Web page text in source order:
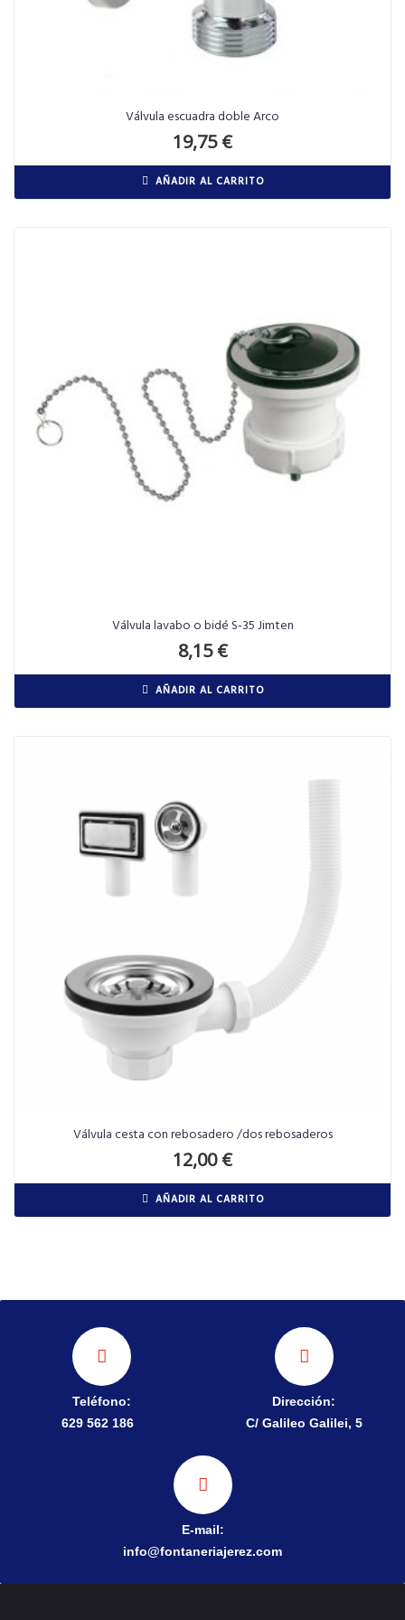
Válvula escuadra doble Arco
19,75€
AÑADIR AL CARRITO
Válvula lavabo o bidé S-35 Jimten
8,15€
AÑADIR AL CARRITO
Válvula cesta con rebosadero /dos rebosaderos
12,00€
AÑADIR AL CARRITO
Teléfono:
629 562 186
Dirección:
C/ Galileo Galilei, 5
E-mail:
info@fontaneriajerez.com